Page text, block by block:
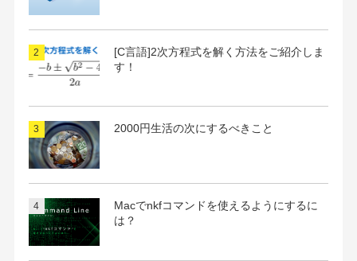
[C言語]2次方程式を解く方法をご紹介しま
す！
2000円生活の次にするべきこと
Macでnkfコマンドを使えるようにするに
は？